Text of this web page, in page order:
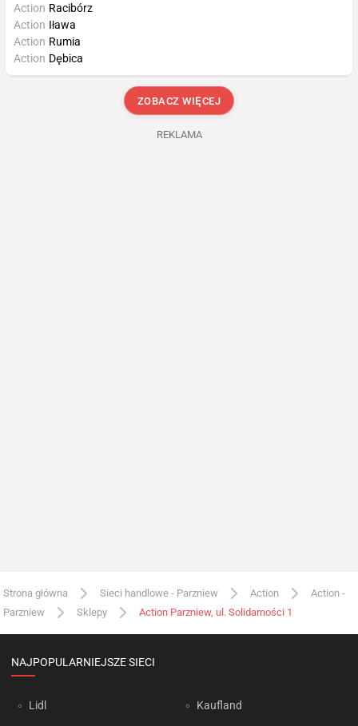
Action Racibórz
Action Iława
Action Rumia
Action Dębica
ZOBACZ WIĘCEJ
REKLAMA
Strona główna Sieci handlowe - Parzniew Action
Action -
Parzniew
Sklepy Action Parzniew, ul. Solidarności 1
NAJPOPULARNIEJSZE SIECI
Lidl Kaufland